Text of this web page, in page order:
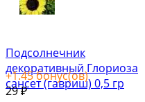
Подсолнечник
декоративный Глориоза
сансет (гавриш) 0,5 гр
+1.45бонус(ов)
29₽